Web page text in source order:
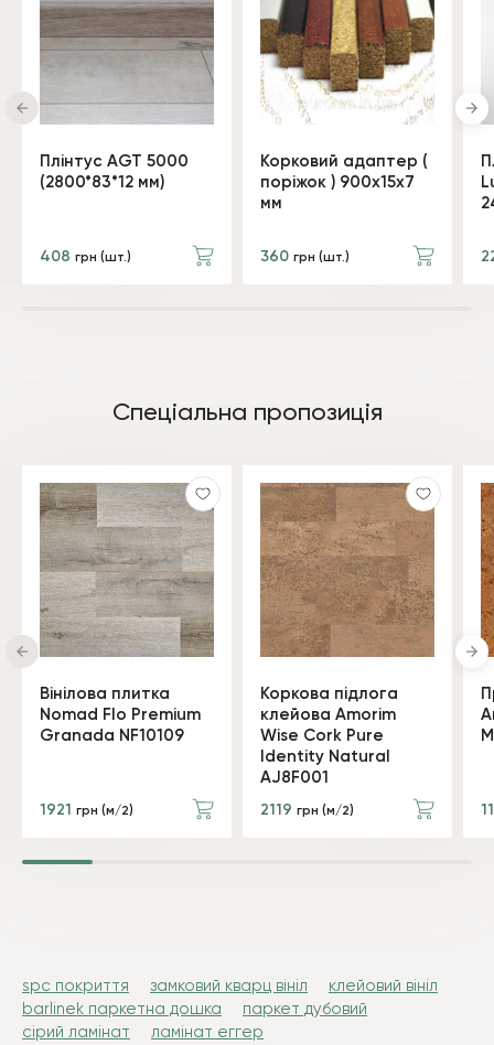
Плінтус AGT 5000
(2800*83*12 мм)
408 грн (шт.)
Корковий адаптер (
поріжок ) 900x15x7
мм
360 грн (шт.)
Спеціальна пропозиція
Вінілова плитка
Nomad Flo Premium
Granada NF10109
1921 грн (м/2)
Коркова підлога
клейова Amorim
Wise Cork Pure
Identity Natural
AJ8F001
2119 грн (м/2)
spc покриття замковий кварц вініл
клейовий вініл
barlinek паркетна дошка
паркет дубовий
сірий ламінат
ламінат еггер